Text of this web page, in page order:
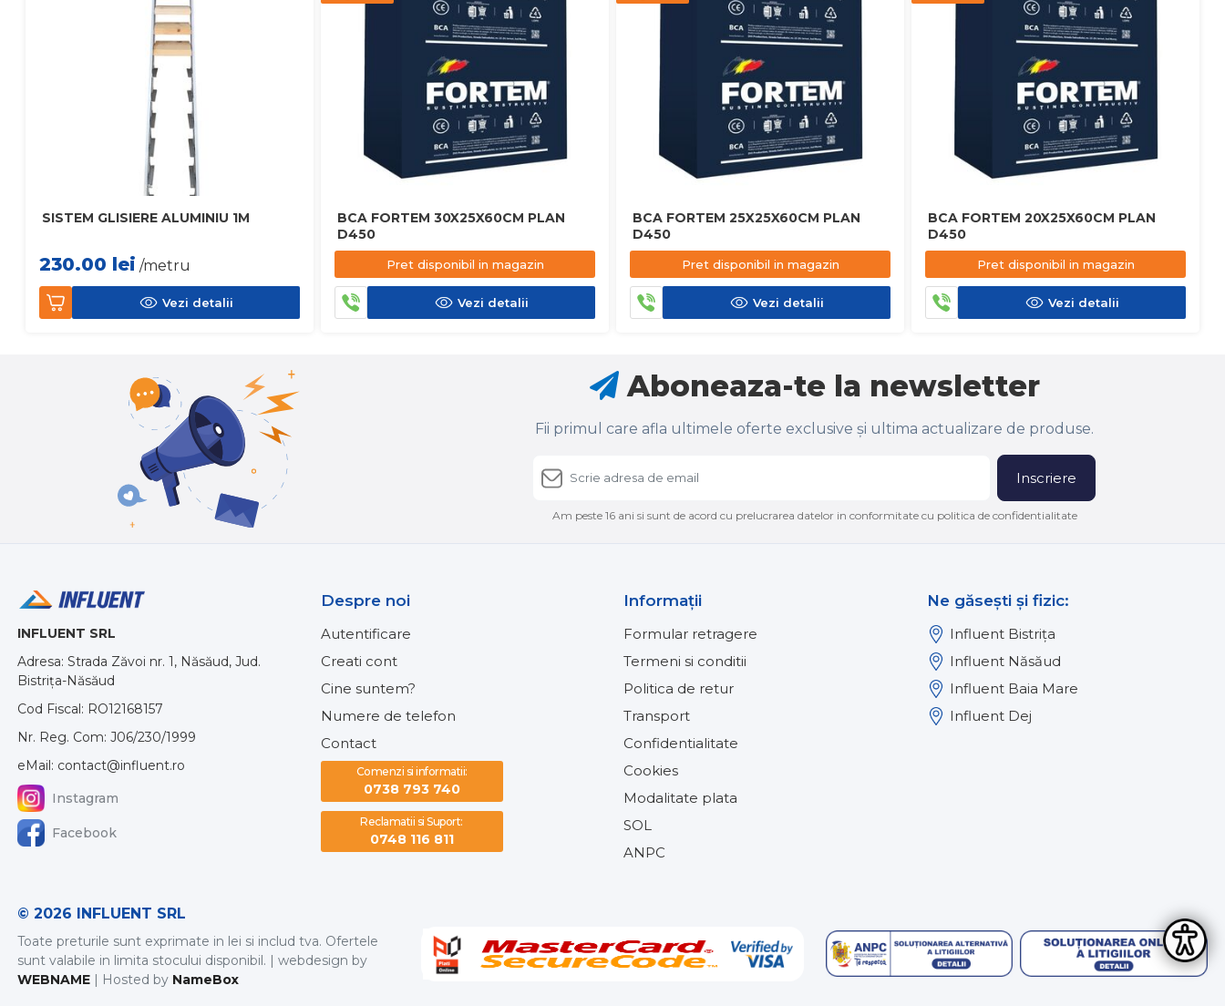
SISTEM GLISIERE ALUMINIU 1M
230.00 lei /metru
Vezi detalii
BCA FORTEM 30X25X60CM PLAN
D450
Pret disponibil in magazin
Vezi detalii
BCA FORTEM 25X25X60CM PLAN
D450
Pret disponibil in magazin
Vezi detalii
BCA FORTEM 20X25X60CM PLAN
D450
Pret disponibil in magazin
Vezi detalii
Aboneaza-te la newsletter
Fii primul care afla ultimele oferte exclusive și ultima actualizare de produse.
Inscriere
Am peste 16 ani si sunt de acord cu prelucrarea datelor in conformitate cu politica de confidentialitate
INFLUENT SRL
Adresa: Strada Zăvoi nr. 1, Năsăud, Jud.
Bistrița-Năsăud
Cod Fiscal: RO12168157
Nr. Reg. Com: J06/230/1999
eMail: contact@influent.ro
Instagram
Facebook
Despre noi
Autentificare
Creati cont
Cine suntem?
Numere de telefon
Contact
Comenzi si informatii:
0738 793 740
Reclamatii si Suport:
0748 116 811
Informaţii
Formular retragere
Termeni si conditii
Politica de retur
Transport
Confidentialitate
Cookies
Modalitate plata
SOL
ANPC
Ne găsești și fizic:
Influent Bistrița
Influent Năsăud
Influent Baia Mare
Influent Dej
© 2026 INFLUENT SRL
Toate preturile sunt exprimate in lei si includ tva. Ofertele
sunt valabile in limita stocului disponibil. | webdesign by
WEBNAME | Hosted by NameBox